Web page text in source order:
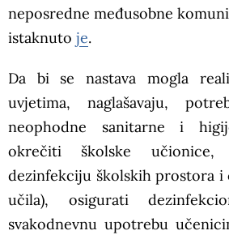
neposredne međusobne
istaknuto je.
Da bi se nastava mogla
uvjetima, naglašavaju,
neophodne sanitarne i
okrečiti školske učionice,
dezinfekciju školskih prostora i
učila), osigurati
svakodnevnu upotrebu